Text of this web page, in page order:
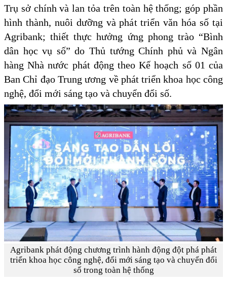
Trụ sở chính và lan tỏa trên toàn hệ thống; góp phần
hình thành, nuôi dưỡng và phát triển văn hóa số tại
Agribank; thiết thực hưởng ứng phong trào “Bình
dân học vụ số” do Thủ tướng Chính phủ và Ngân
hàng Nhà nước phát động theo Kế hoạch số 01 của
Ban Chỉ đạo Trung ương về phát triển khoa học công
nghệ, đổi mới sáng tạo và chuyển đổi số.
Agribank phát động chương trình hành động đột phá phát
triển khoa học công nghệ, đổi mới sáng tạo và chuyển đổi
số trong toàn hệ thống